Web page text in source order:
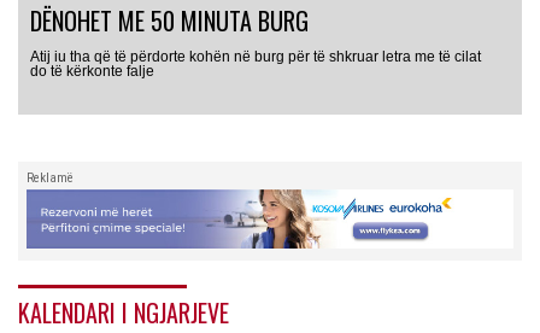
DËNOHET ME 50 MINUTA BURG
Atij iu tha që të përdorte kohën në burg për të shkruar letra me të cilat
do të kërkonte falje
Reklamë
KALENDARI I NGJARJEVE